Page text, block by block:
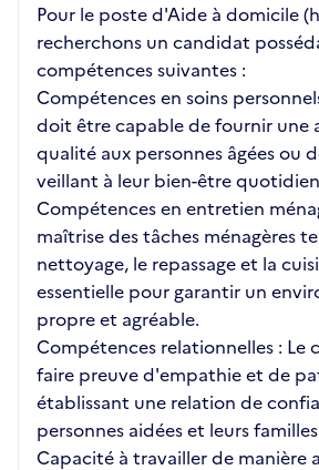
Pour le poste d'Aide à domicile
recherchons un candidat
compétences suivantes :
Compétences en soins
doit être capable de fournir une
qualité aux personnes âgées ou
veillant à leur bien-être
Compétences en entretien
maîtrise des tâches ménagères
nettoyage, le repassage et la
essentielle pour garantir un
propre et agréable.
Compétences relationnelles : Le
faire preuve d'empathie et de
établissant une relation de
personnes aidées et leurs
Capacité à travailler de manière